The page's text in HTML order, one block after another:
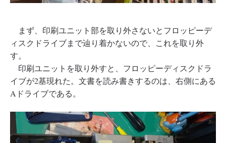
まず、印刷ユニット部を取り外さないとフロッピーデ
ィスクドライブまで辿り着かないので、これを取り外
す。
印刷ユニットを取り外すと、フロッピーディスクドラ
イブが2基現れた。文書を読み書きするのは、右側にある
Aドライブである。